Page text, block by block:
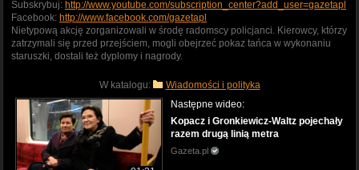
Subskrybuj: http://www.youtube.com/subscription_center?add_user=gazetapl
Facebook: http://www.facebook.com/gazetapl
Nietypową akcję zorganizowali w środę radomscy policjanci. Kierowcy, którzy
zatrzymali się przed przejściem, mogli obejrzeć pokaz tańca w wykonaniu
staruszki, dostali też dyplomy i nagrody.
W katalogu: Wiadomości i polityka
Następne wideo:
Kopacz i Gronkiewicz-Waltz pojechały
razem drugą linią metra
Gazeta.pl